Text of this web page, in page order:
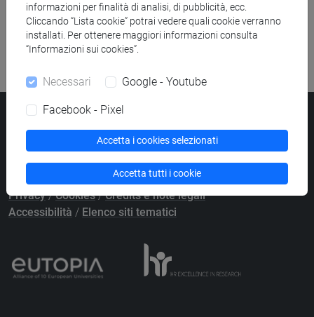
Last update: 24/07/2026
Università Ca’ Foscari
Dorsoduro 3246, 30123 Venezia
PECprotocollo@pec.unive.it
P.IVA 00816350276 - C.F. 80007720271
Privacy/Cookies/Credits e note legali
Accessibilità / Elenco siti tematici
informazioni per finalità di analisi, di pubblicità, ecc.
Cliccando “Lista cookie” potrai vedere quali cookie verranno
installati. Per ottenere maggiori informazioni consulta
“Informazioni sui cookies”.
Necessari Google - Youtube
Facebook - Pixel
Accetta i cookies selezionati
Accetta tutti i cookie